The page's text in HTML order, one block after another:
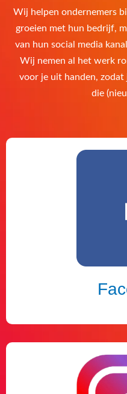
Wij helpen ondernemers
groeien met hun bedrijf,
van hun social media
Wij nemen al het werk
voor je uit handen, zodat
die